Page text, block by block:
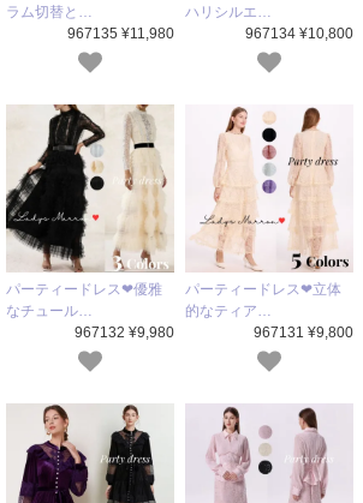
ラム切替と…
967135 ¥11,980
ハリシルエ…
967134 ¥10,800
パーティードレス❤優雅
なチュール…
967132 ¥9,980
パーティードレス❤立体
的なティア…
967131 ¥9,800